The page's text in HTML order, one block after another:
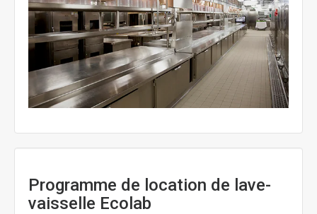
de
Programme de location de lave-
vaisselle Ecolab